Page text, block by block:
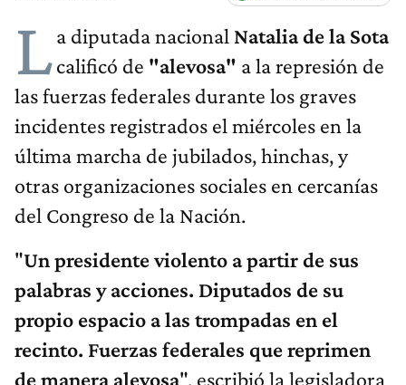
La diputada nacional Natalia de la Sota
calificó de "alevosa" a la represión de
las fuerzas federales durante los graves
incidentes registrados el miércoles en la
última marcha de jubilados, hinchas, y
otras organizaciones sociales en cercanías
del Congreso de la Nación.
"Un presidente violento a partir de sus
palabras y acciones. Diputados de su
propio espacio a las trompadas en el
recinto. Fuerzas federales que reprimen
de manera alevosa", escribió la legisladora